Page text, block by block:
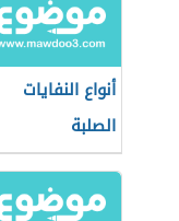
أنواع النفايات
الصلبة